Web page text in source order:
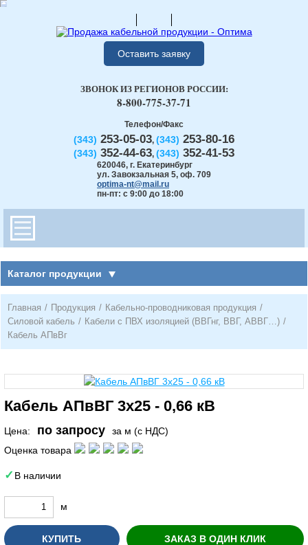
Оставить заявку
Телефон/Факс
(343) 253-05-03, (343) 253-80-16
(343) 352-44-63, (343) 352-41-53
620046, г. Екатеринбург
ул. Завокзальная 5, оф. 709
optima-nt@mail.ru
пн-пт: с 9:00 до 18:00
ЗВОНОК ИЗ РЕГИОНОВ РОССИИ:
8-800-775-37-71
Каталог продукции
Главная / Продукция / Кабельно-проводниковая продукция /
Силовой кабель / Кабели с ПВХ изоляцией (ВВГнг, ВВГ, АВВГ…) /
Кабель АПвВг
Кабель АПвВГ 3х25 - 0,66 кВ
Цена: по запросу
за м (с НДС)
Оценка товара
В наличии
м
КУПИТЬ ЗАКАЗ В ОДИН КЛИК